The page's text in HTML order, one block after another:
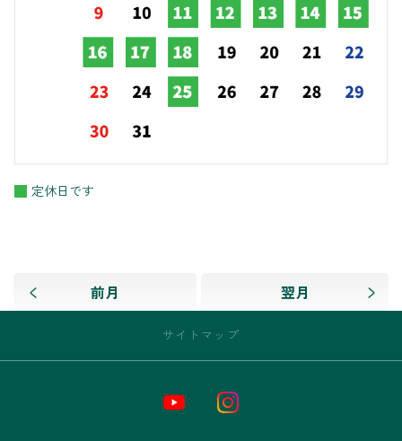
前月 翌月
定休日です
サイトマップ